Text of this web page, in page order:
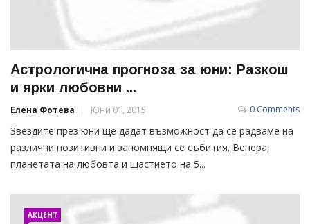
Астрологична прогноза за юни: Разкош
и ярки любовни ...
Елена Фотева Юни 01, 2015 0 Comments
Звездите през юни ще дадат възможност да се радваме на
различни позитивни и запомнящи се събития. Венера,
планетата на любовта и щастието на 5...
АКЦЕНТ